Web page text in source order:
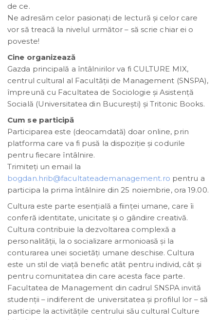
de ce.
Ne adresăm celor pasionați de lectură și celor care
vor să treacă la nivelul următor – să scrie chiar ei o
poveste!
Cine organizează
Gazda principală a întâlnirilor va fi CULTURE MIX,
centrul cultural al Facultății de Management (SNSPA),
împreună cu Facultatea de Sociologie și Asistență
Socială (Universitatea din București) și Tritonic Books.
Cum se participă
Participarea este (deocamdată) doar online, prin
platforma care va fi pusă la dispoziție și codurile
pentru fiecare întâlnire.
Trimiteți un email la
bogdan.hrib@facultateademanagement.ro pentru a
participa la prima întâlnire din 25 noiembrie, ora 19.00.
Cultura este parte esenţială a fiinţei umane, care îi
conferă identitate, unicitate şi o gândire creativă.
Cultura contribuie la dezvoltarea complexă a
personalităţii, la o socializare armonioasă şi la
conturarea unei societăţi umane deschise. Cultura
este un stil de viaţă benefic atât pentru individ, cât şi
pentru comunitatea din care acesta face parte.
Facultatea de Management din cadrul SNSPA invită
studenţii – indiferent de universitatea şi profilul lor – să
participe la activităţile centrului său cultural Culture